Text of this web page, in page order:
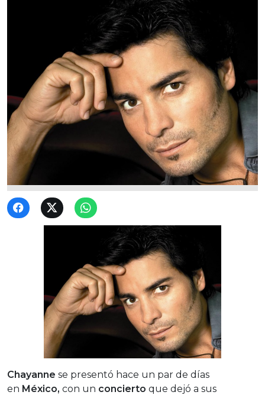
Chayanne se presentó hace un par de días
en México, con un concierto que dejó a sus